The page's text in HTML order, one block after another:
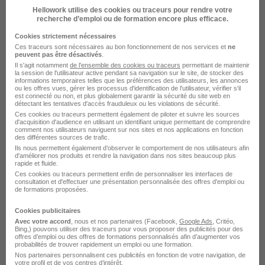
Aide-Soignant H/F
FONDATION CEMAVIE
Nantes - 44 CDI
Voir l’offre
il y a 23 jours
Aide-Soignant de Nuit Diplômé Csmr
H/F
HOSPI GRAND OUEST
Hellowork utilise des cookies ou traceurs pour rendre votre
recherche d’emploi ou de formation encore plus efficace.
Cookies strictement nécessaires
Ces traceurs sont nécessaires au bon fonctionnement de nos services et ne
peuvent pas être désactivés
Il s'agit notamment de l'ensemble des cookies ou traceurs permettant de maintenir
la session de l'utilisateur active pendant sa navigation sur le site, de stocker des
informations temporaires telles que les préférences des utilisateurs, les annonces
ou les offres vues, gérer les processus d'identification de l'utilisateur, vérifier s'il
est connecté ou non, et plus globalement garantir la sécurité du site web en
détectant les tentatives d'accès frauduleux ou les violations de sécurité.
Ces cookies ou traceurs permettent également de piloter et suivre les sources
d'acquisition d'audience en utilisant un identifiant unique permettant de comprendre
comment nos utilisateurs naviguent sur nos sites et nos applications en fonction
des différentes sources de trafic.
Ils nous permettent également d’observer le comportement de nos utilisateurs afin
d'améliorer nos produits et rendre la navigation dans nos sites beaucoup plus
rapide et fluide.
Ces cookies ou traceurs permettent enfin de personnaliser les interfaces de
consultation et d'effectuer une présentation personnalisée des offres d'emploi ou
de formations proposées.
Cookies publicitaires
Avec votre accord , nous et nos partenaires (Facebook, Google Ads , Critéo,
Bing,) pouvons utiliser des traceurs pour vous proposer des publicités pour des
offres d’emploi ou des offres de formations personnalisés afin d’augmenter vos
probabilités de trouver rapidement un emploi ou une formation.
Nos partenaires personnalisent ces publicités en fonction de votre navigation, de
votre profil et de vos centres d’intérêt.